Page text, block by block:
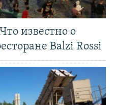
известно о
Balzi Rossi